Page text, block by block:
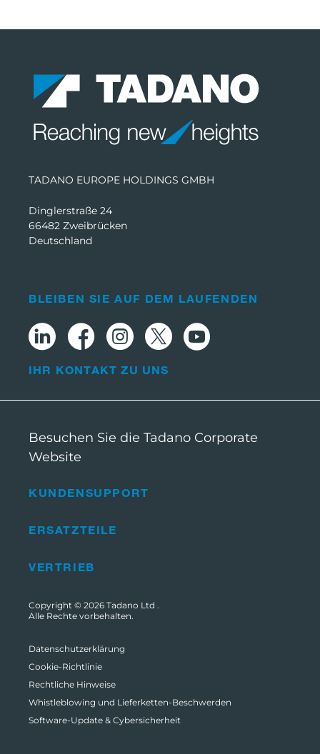
TADANO EUROPE HOLDINGS GMBH
Dinglerstraße 24
66482 Zweibrücken
Deutschland
KUNDENSUPPORT
ERSATZTEILE
VERTRIEB
BLEIBEN SIE AUF DEM LAUFENDEN
IHR KONTAKT ZU UNS
Besuchen Sie die Tadano Corporate
Website
Copyright © 2026 Tadano Ltd .
Alle Rechte vorbehalten.
Datenschutzerklärung
Cookie-Richtlinie
Rechtliche Hinweise
Whistleblowing und Lieferketten-Beschwerden
Software-Update & Cybersicherheit